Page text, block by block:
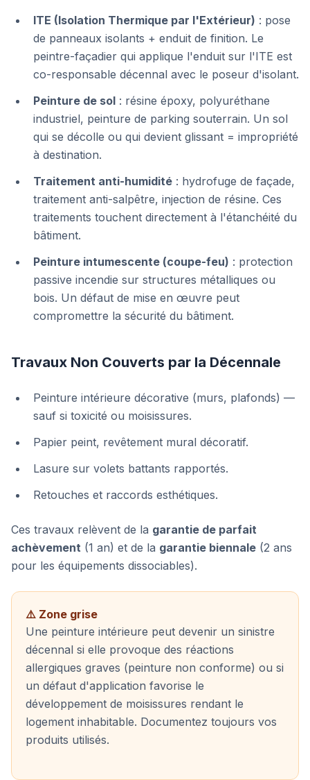
ITE (Isolation Thermique par l'Extérieur) : pose
de panneaux isolants + enduit de finition. Le
peintre-façadier qui applique l'enduit sur l'ITE est
co-responsable décennal avec le poseur d'isolant.
Peinture de sol : résine époxy, polyuréthane
industriel, peinture de parking souterrain. Un sol
qui se décolle ou qui devient glissant = impropriété
à destination.
Traitement anti-humidité : hydrofuge de façade,
traitement anti-salpêtre, injection de résine. Ces
traitements touchent directement à l'étanchéité du
bâtiment.
Peinture intumescente (coupe-feu) : protection
passive incendie sur structures métalliques ou
bois. Un défaut de mise en œuvre peut
compromettre la sécurité du bâtiment.
Travaux Non Couverts par la Décennale
Peinture intérieure décorative (murs, plafonds) —
sauf si toxicité ou moisissures.
Papier peint, revêtement mural décoratif.
Lasure sur volets battants rapportés.
Retouches et raccords esthétiques.
Ces travaux relèvent de la garantie de parfait
achèvement (1 an) et de la garantie biennale (2 ans
pour les équipements dissociables).
⚠️ Zone grise
Une peinture intérieure peut devenir un sinistre
décennal si elle provoque des réactions
allergiques graves (peinture non conforme) ou si
un défaut d'application favorise le
développement de moisissures rendant le
logement inhabitable. Documentez toujours vos
produits utilisés.